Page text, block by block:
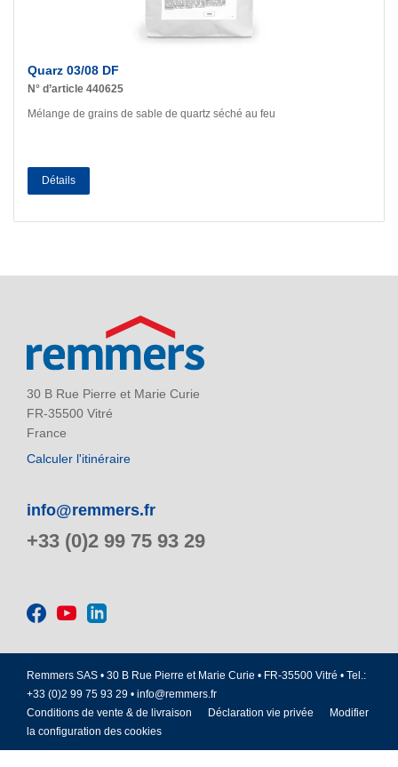
Quarz 03/08 DF
N° d’article 440625
Mélange de grains de sable de quartz séché au feu
Détails
30 B Rue Pierre et Marie Curie
FR-35500 Vitré
France
Calculer l'itinéraire
info@remmers.fr
+33 (0)2 99 75 93 29
Remmers SAS • 30 B Rue Pierre et Marie Curie • FR-35500 Vitré • Tel.:
+33 (0)2 99 75 93 29 • info@remmers.fr
Conditions de vente & de livraison
Déclaration vie privée
Modifier
la configuration des cookies